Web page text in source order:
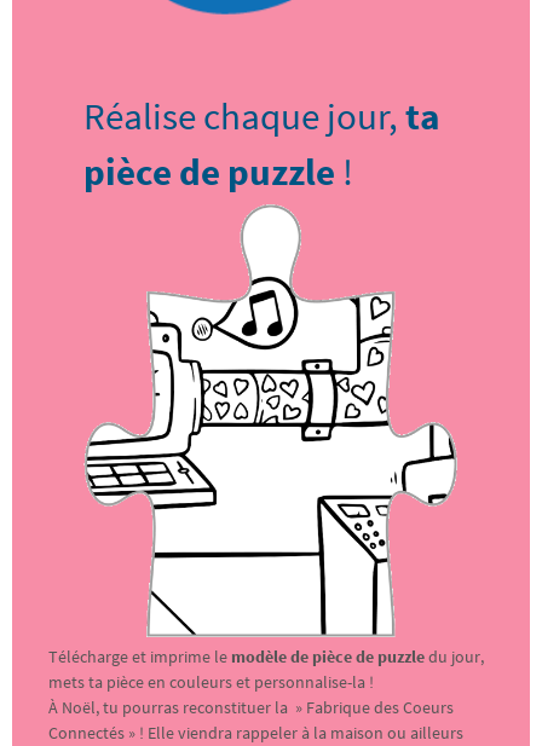
Réalise chaque jour,ta
pièce de puzzle !
Télécharge et imprime le modèle de pièce de puzzledu jour,
mets ta pièce en couleurs et personnalise-la !
À Noël, tu pourras reconstituer la » Fabrique des Coeurs
Connectés » ! Elle viendra rappeler à la maison ou ailleurs